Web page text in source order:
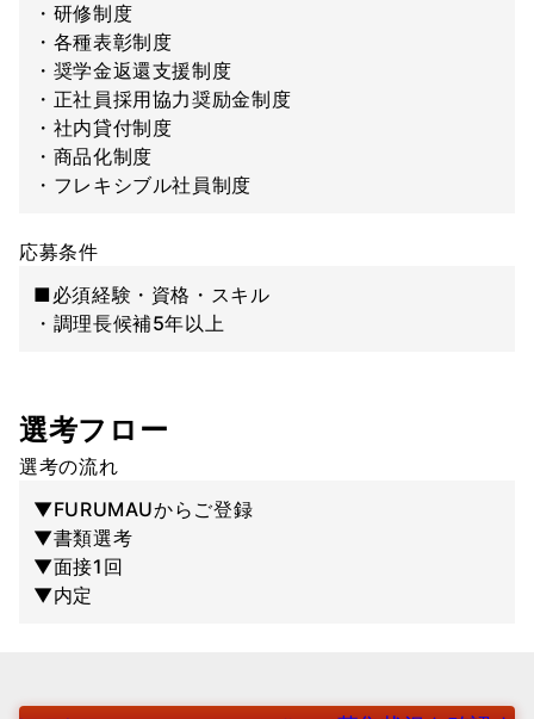
・研修制度
・各種表彰制度
・奨学金返還支援制度
・正社員採用協力奨励金制度
・社内貸付制度
・商品化制度
・フレキシブル社員制度
応募条件
■必須経験・資格・スキル
・調理長候補5年以上
選考フロー
選考の流れ
▼FURUMAUからご登録
▼書類選考
▼面接1回
▼内定